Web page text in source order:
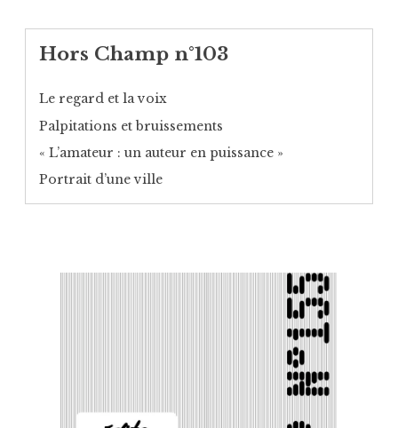
Hors Champ n°103
Le regard et la voix
Palpitations et bruissements
« L’amateur : un auteur en puissance »
Portrait d’une ville